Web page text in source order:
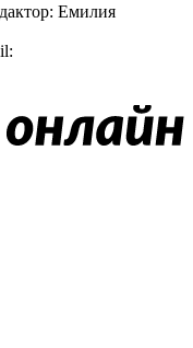
Емилия